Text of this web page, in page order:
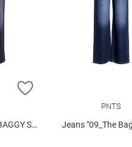
ZUR WUNSCHLISTE
SNOS"
PNTS
Jeans "09_The